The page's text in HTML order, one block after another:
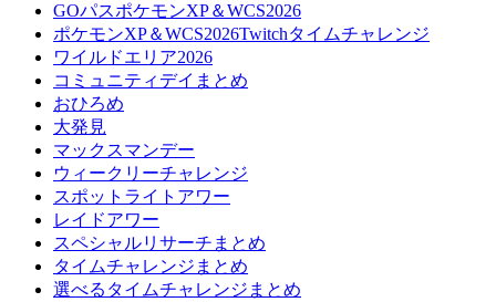
GOパスポケモンXP＆WCS2026
ポケモンXP＆WCS2026Twitchタイムチャレンジ
ワイルドエリア2026
コミュニティデイまとめ
おひろめ
大発見
マックスマンデー
ウィークリーチャレンジ
スポットライトアワー
レイドアワー
スペシャルリサーチまとめ
タイムチャレンジまとめ
選べるタイムチャレンジまとめ